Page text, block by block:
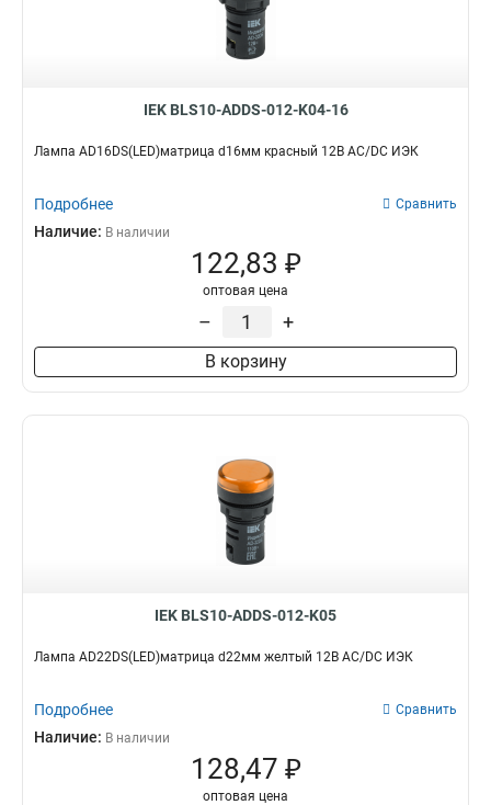
IEK BLS10-ADDS-012-K04-16
Лампа AD16DS(LED)матрица d16мм красный 12В AC/DC ИЭК
Подробнее Сравнить
Наличие: В наличии
122,83 ₽
оптовая цена
– +
В корзину
IEK BLS10-ADDS-012-K05
Лампа AD22DS(LED)матрица d22мм желтый 12В AC/DC ИЭК
Подробнее Сравнить
Наличие: В наличии
128,47 ₽
оптовая цена